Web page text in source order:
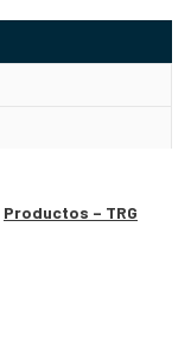
Productos – TRG